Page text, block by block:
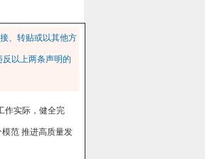
、转贴或以其他方
以上两条声明的
作实际，健全完
范 推进高质量发